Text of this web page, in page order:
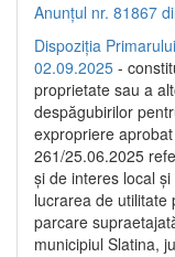
Anunțul nr. 81867
Dispoziția
02.09.2025 -
proprietate sau a
despăgubirilor
expropriere
261/25.06.2025
și de interes local
lucrarea de utilitate
parcare
municipiul Slatina,